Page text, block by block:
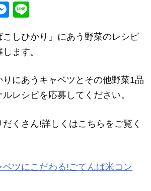
M
ss
e
n
g
e
しひかり」にあう野菜のレシピ
ます。
りにあうキャベツとその他野菜1品
レシピを応募してください。
くさん!詳しくはこちらをご覧く
ベツにこだわる!ごてんば米コン